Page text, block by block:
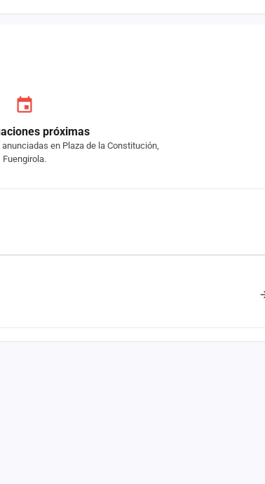
próximas
en Plaza de la Constitución,
Fuengirola.